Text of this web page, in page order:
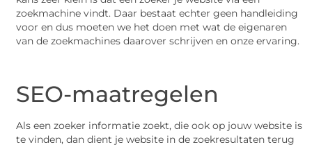
zoekmachine vindt. Daar bestaat echter geen handleiding
voor en dus moeten we het doen met wat de eigenaren
van de zoekmachines daarover schrijven en onze ervaring.
SEO-maatregelen
Als een zoeker informatie zoekt, die ook op jouw website is
te vinden, dan dient je website in de zoekresultaten terug